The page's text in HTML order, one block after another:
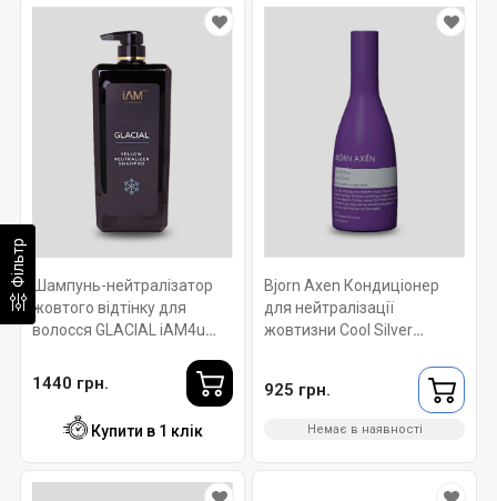
Фільтр Шампунь-нейтралізатор
жовтого відтінку для
волосся GLACIAL iAM4u
1440 грн.
Купити в 1 клік
Bjorn Axen Кондиціонер
для нейтралізації
жовтизни Cool Silver
925 грн.
Немає в наявності